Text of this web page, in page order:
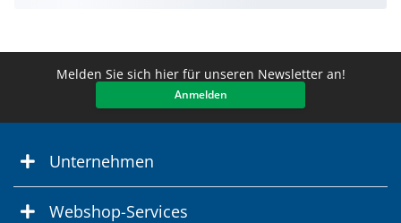
Melden Sie sich hier für unseren Newsletter an!
Anmelden
Unternehmen
Webshop-Services